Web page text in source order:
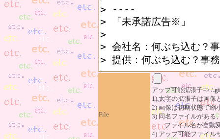
File
/
アップ可能拡張子=> /
1) 太字の拡張子は画像
2) 画像は初期状態で縮
3) 同名ファイルがある
ファイル名が自動変
4) アップ可能ファイル